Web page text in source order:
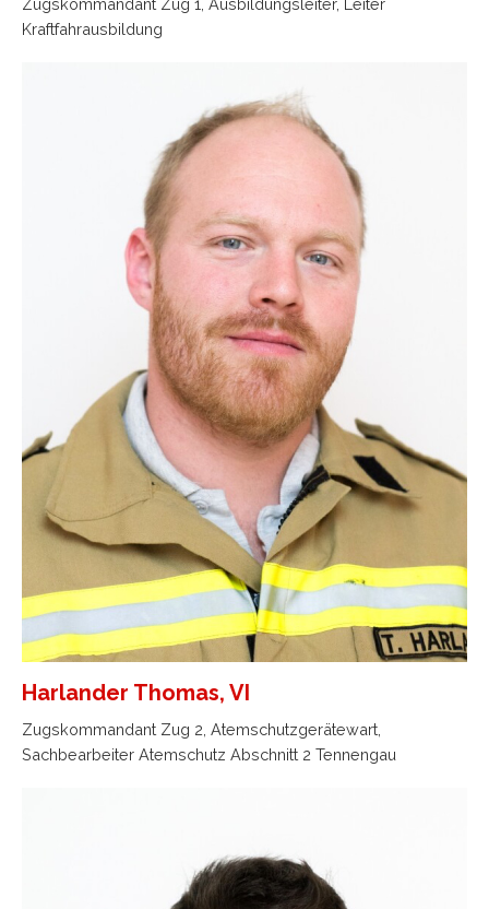
Zugskommandant Zug 1, Ausbildungsleiter, Leiter
Kraftfahrausbildung
Harlander Thomas, VI
Zugskommandant Zug 2, Atemschutzgerätewart,
Sachbearbeiter Atemschutz Abschnitt 2 Tennengau